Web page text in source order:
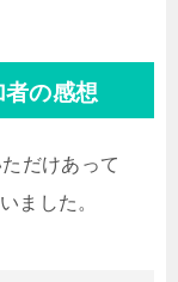
の感想
だけあって
ました。